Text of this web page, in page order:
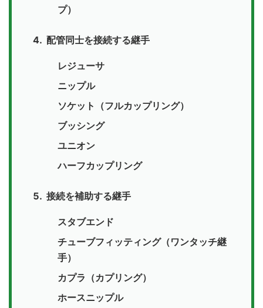
プ）
配管同士を接続する継手
レジューサ
ニップル
ソケット（フルカップリング）
ブッシング
ユニオン
ハーフカップリング
接続を補助する継手
スタブエンド
チューブフィッティング（ワンタッチ継
手）
カプラ（カプリング）
ホースニップル